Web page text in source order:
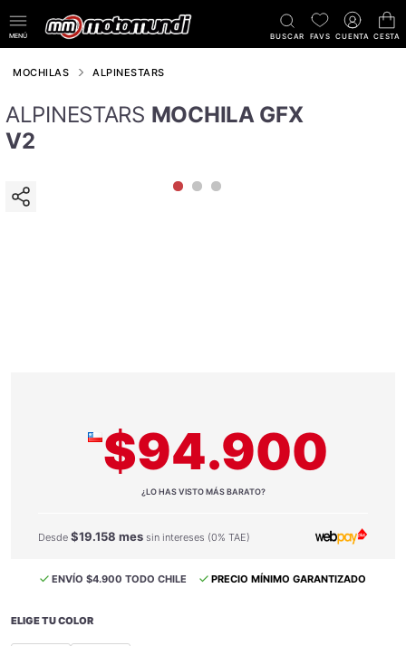
MENÚ BUSCAR FAVS CUENTA CESTA
MOCHILAS ALPINESTARS
ALPINESTARS MOCHILA GFX
V2
$94.900
¿LO HAS VISTO MÁS BARATO?
Desde $19.158 mes sin intereses (0% TAE)
ENVÍO $4.900 TODO CHILE PRECIO MÍNIMO GARANTIZADO
ELIGE TU COLOR